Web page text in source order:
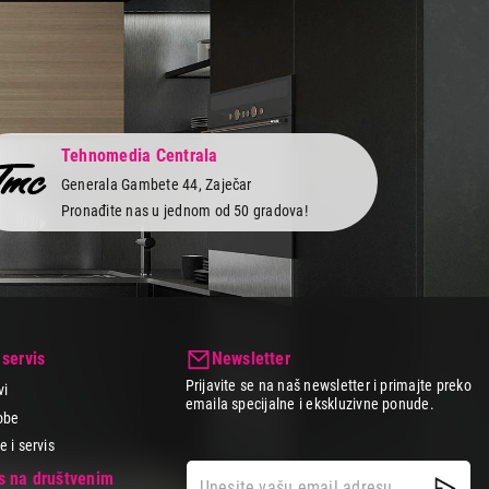
Tehnomedia Centrala
Generala Gambete 44, Zaječar
Pronađite nas u jednom od 50 gradova!
i servis
na društvenim
Newsletter
Prijavite se na naš newsletter i primajte preko
emaila specijalne i ekskluzivne ponude.